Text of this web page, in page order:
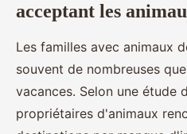
acceptant les
Les familles avec animaux
souvent de nombreuses
vacances. Selon une étude
propriétaires d'animaux